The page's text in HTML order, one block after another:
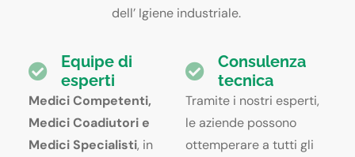
dell’ Igiene industriale.
Equipe di
esperti
Medici Competenti,
Medici Coadiutori e
Medici Specialisti, in
Consulenza
tecnica
Tramite i nostri esperti,
le aziende possono
ottemperare a tutti gli